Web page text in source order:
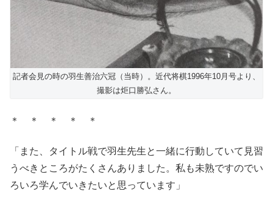
記者会見の時の羽生善治六冠（当時）。近代将棋1996年10月号より、
撮影は炬口勝弘さん。
＊ ＊ ＊ ＊ ＊
「また、タイトル戦で羽生先生と一緒に行動していて見習
うべきところがたくさんありました。私も未熟ですのでい
ろいろ学んでいきたいと思っています」